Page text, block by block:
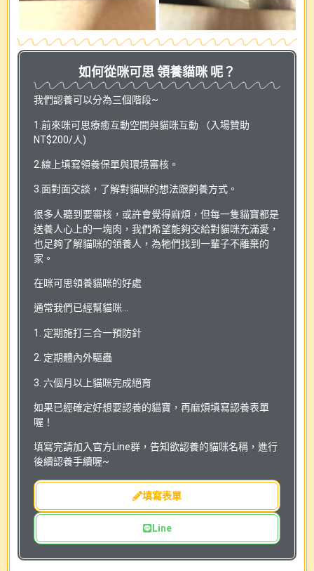
如何從咪可思 領養貓咪 呢？
我們認養可以分為三個階段~
1.前來咪可思療癒互動空間與貓咪互動 （入場贊助
NT$200/人)
2.線上填寫領養保單與環境審核。
3.面對面交談，了解對貓咪的想法跟飼養方式。
很多人聽到要審核，或許會覺得麻煩，但每一隻貓寶都是
送養人心上的一塊肉，我們希望能夠交給對貓咪充滿愛，
也足夠了解貓咪的領養人，為牠們找到一輩子不離棄的
家。
在咪可思領養貓咪的好處
通常我們已經幫貓咪…
1. 定期施打三合一預防針
2. 定期體內外驅蟲
3. 六個月以上貓咪完成絕育
如果已經確定好想要認養的貓寶，再麻煩填寫認養表單
喔！
填寫完請加入官方Line群，告知欲認養的貓咪名稱，進行
後續認養手續喔~
填寫表單
Line